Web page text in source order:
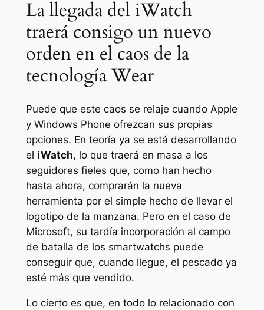
La llegada del iWatch
traerá consigo un nuevo
orden en el caos de la
tecnología Wear
Puede que este caos se relaje cuando Apple
y Windows Phone ofrezcan sus propias
opciones. En teoría ya se está desarrollando
el iWatch, lo que traerá en masa a los
seguidores fieles que, como han hecho
hasta ahora, comprarán la nueva
herramienta por el simple hecho de llevar el
logotipo de la manzana. Pero en el caso de
Microsoft, su tardía incorporación al campo
de batalla de los smartwatchs puede
conseguir que, cuando llegue, el pescado ya
esté más que vendido.
Lo cierto es que, en todo lo relacionado con